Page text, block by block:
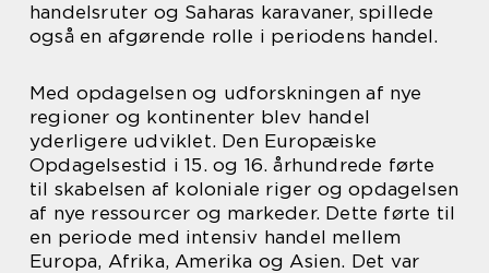
handelsruter og Saharas karavaner, spillede
også en afgørende rolle i periodens handel.
Med opdagelsen og udforskningen af nye
regioner og kontinenter blev handel
yderligere udviklet. Den Europæiske
Opdagelsestid i 15. og 16. århundrede førte
til skabelsen af koloniale riger og opdagelsen
af nye ressourcer og markeder. Dette førte til
en periode med intensiv handel mellem
Europa, Afrika, Amerika og Asien. Det var